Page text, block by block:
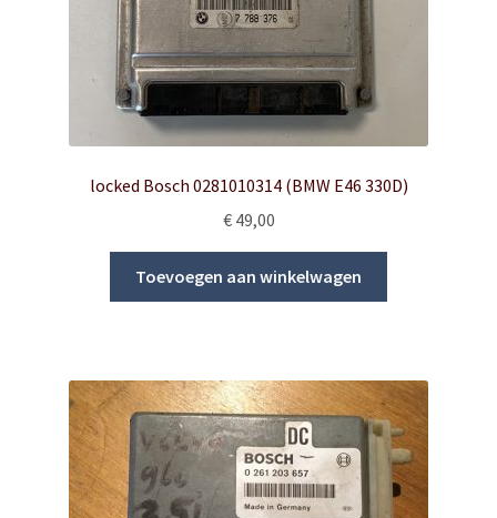
locked Bosch 0281010314 (BMW E46 330D)
€49,00
Toevoegen aan winkelwagen